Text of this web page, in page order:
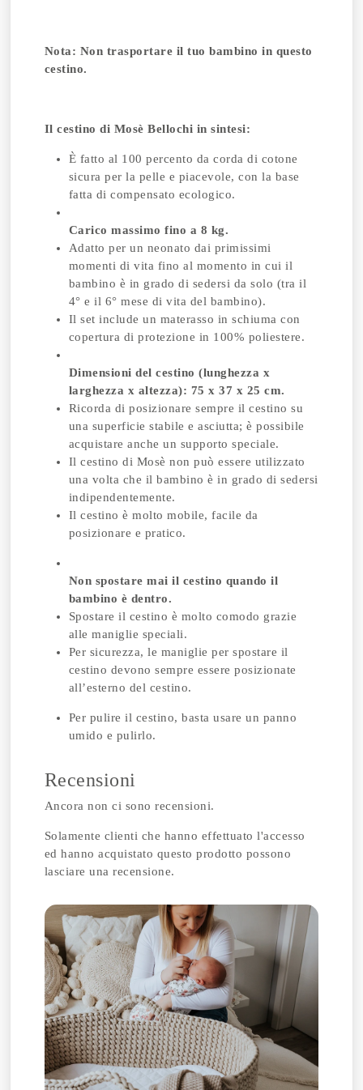
Nota: Non trasportare il tuo bambino in questo
cestino.
Il cestino di Mosè Bellochi in sintesi:
È fatto al 100 percento da corda di cotone
sicura per la pelle e piacevole, con la base
fatta di compensato ecologico.
Carico massimo fino a 8 kg.
Adatto per un neonato dai primissimi
momenti di vita fino al momento in cui il
bambino è in grado di sedersi da solo (tra il
4° e il 6° mese di vita del bambino).
Il set include un materasso in schiuma con
copertura di protezione in 100% poliestere.
Dimensioni del cestino (lunghezza x
larghezza x altezza): 75 x 37 x 25 cm.
Ricorda di posizionare sempre il cestino su
una superficie stabile e asciutta; è possibile
acquistare anche un supporto speciale.
Il cestino di Mosè non può essere utilizzato
una volta che il bambino è in grado di sedersi
indipendentemente.
Il cestino è molto mobile, facile da
posizionare e pratico.
Non spostare mai il cestino quando il
bambino è dentro.
Spostare il cestino è molto comodo grazie
alle maniglie speciali.
Per sicurezza, le maniglie per spostare il
cestino devono sempre essere posizionate
all’esterno del cestino.
Per pulire il cestino, basta usare un panno
umido e pulirlo.
Recensioni
Ancora non ci sono recensioni.
Solamente clienti che hanno effettuato l'accesso
ed hanno acquistato questo prodotto possono
lasciare una recensione.